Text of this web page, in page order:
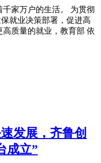
家万户的生活。 为贯彻
就业决策部署，促进高
质量的就业，教育部 依
发展，齐鲁创
成立”